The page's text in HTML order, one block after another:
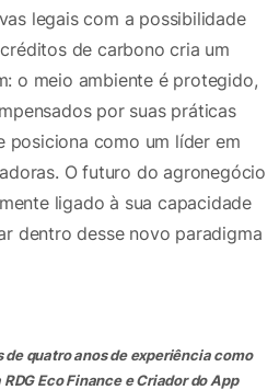
legais com a possibilidade
de carbono cria um
o meio ambiente é protegido,
por suas práticas
posiciona como um líder em
O futuro do agronegócio
ligado à sua capacidade
dentro desse novo paradigma
de quatro anos de experiência como
Eco Finance e Criador do App